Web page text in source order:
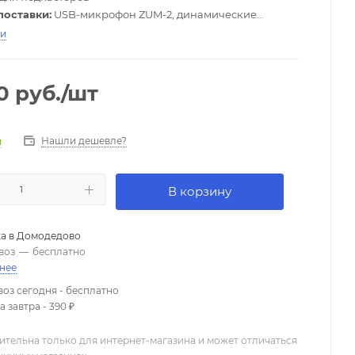
USB-микрофон ZUM-2, динамические
ZHP-2, настольная стойка-тренога TPS-4,
пользователя
руб./шт
Нашли дешевле?
В корзину
в Домодедово
— бесплатно
сегодня - бесплатно
завтра - 390 ₽
только для интернет-магазина и может отличаться